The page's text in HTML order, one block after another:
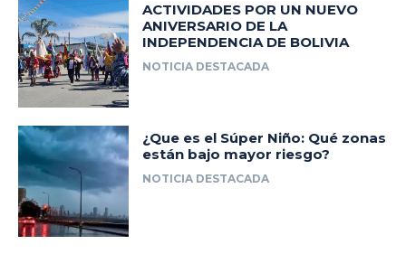
ACTIVIDADES POR UN NUEVO
ANIVERSARIO DE LA
INDEPENDENCIA DE BOLIVIA
NOTICIA DESTACADA
¿Que es el Súper Niño: Qué zonas
están bajo mayor riesgo?
NOTICIA DESTACADA